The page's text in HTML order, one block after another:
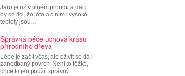
Jaro je už v plném proudu a dalo
by se říci, že léto a s ním i vysoké
teploty jsou…
Správná péče uchová krásu
přírodního dřeva
Lépe je začít včas, ale oživit se dá i
zanedbaný povrch. Není to těžké,
chce to jen použít správný